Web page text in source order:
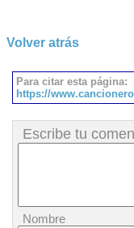
Volver atrás
Para citar esta página:
https://
Escribe tu
Nombre